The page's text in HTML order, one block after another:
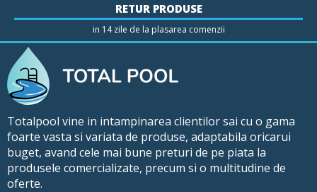
RETUR PRODUSE
in 14 zile de la plasarea comenzii
Totalpool vine in intampinarea clientilor sai cu o gama
foarte vasta si variata de produse, adaptabila oricarui
buget, avand cele mai bune preturi de pe piata la
produsele comercializate, precum si o multitudine de
oferte.